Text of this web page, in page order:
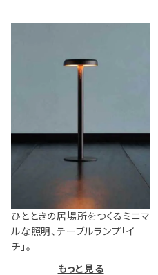
ひとときの居場所をつくるミニマ
ルな照明、テーブルランプ「イ
チ」。
もっと見る